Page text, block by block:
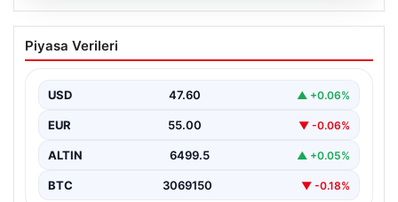
05.08.2026
Yatırım araçlarının haftalık performansı
nasıl oldu?
Piyasa Verileri
USD 47.60 ▲ +0.06%
EUR 55.00 ▼ -0.06%
ALTIN 6499.5 ▲ +0.05%
BTC 3069150 ▼ -0.18%